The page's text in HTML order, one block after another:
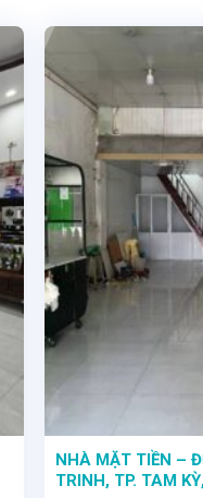
NHÀ MẶT TIỀN –
TRINH, TP. TAM